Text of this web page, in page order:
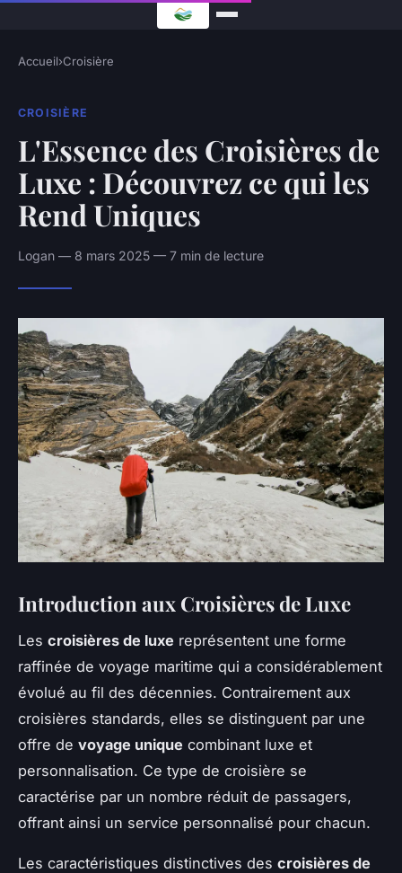
Accueil›Croisière
CROISIÈRE
L'Essence des Croisières de
Luxe : Découvrez ce qui les
Rend Uniques
Logan — 8 mars 2025 — 7 min de lecture
Introduction aux Croisières de Luxe
Les croisières de luxe représentent une forme
raffinée de voyage maritime qui a considérablement
évolué au fil des décennies. Contrairement aux
croisières standards, elles se distinguent par une
offre de voyage unique combinant luxe et
personnalisation. Ce type de croisière se
caractérise par un nombre réduit de passagers,
offrant ainsi un service personnalisé pour chacun.
Les caractéristiques distinctives des croisières de